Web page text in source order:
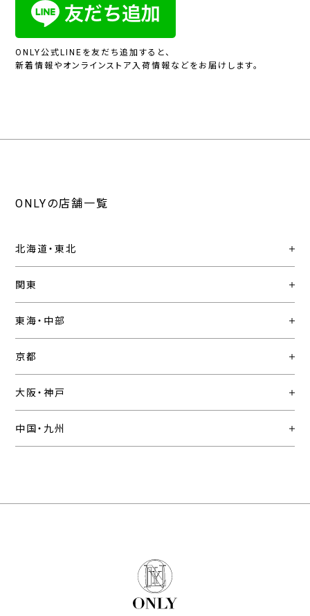
ONLY公式LINEを友だち追加すると、
新着情報やオンラインストア入荷情報などをお届けします。
ONLYの店舗一覧
北海道・東北
関東
東海・中部
京都
大阪・神戸
中国・九州